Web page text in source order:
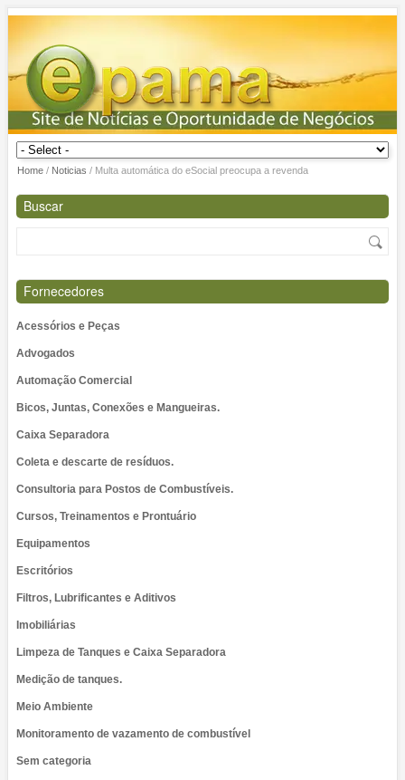
Home/ Noticias / Multa automática do eSocial preocupa a revenda
Buscar
Fornecedores
Acessórios e Peças
Advogados
Automação Comercial
Bicos, Juntas, Conexões e Mangueiras.
Caixa Separadora
Coleta e descarte de resíduos.
Consultoria para Postos de Combustíveis.
Cursos, Treinamentos e Prontuário
Equipamentos
Escritórios
Filtros, Lubrificantes e Aditivos
Imobiliárias
Limpeza de Tanques e Caixa Separadora
Medição de tanques.
Meio Ambiente
Monitoramento de vazamento de combustível
Sem categoria